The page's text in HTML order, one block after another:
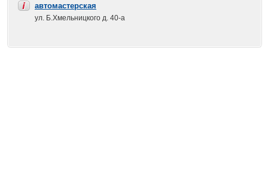
автомастерская
ул. Б.Хмельницкого д. 40-а